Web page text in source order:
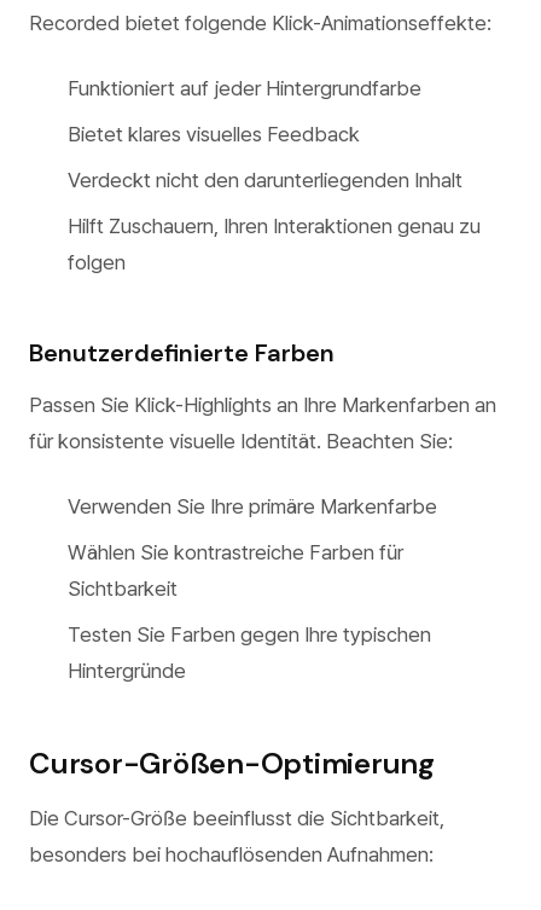
Recorded bietet folgende Klick-Animationseffekte:
Funktioniert auf jeder Hintergrundfarbe
Bietet klares visuelles Feedback
Verdeckt nicht den darunterliegenden Inhalt
Hilft Zuschauern, Ihren Interaktionen genau zu
folgen
Benutzerdefinierte Farben
Passen Sie Klick-Highlights an Ihre Markenfarben an
für konsistente visuelle Identität. Beachten Sie:
Verwenden Sie Ihre primäre Markenfarbe
Wählen Sie kontrastreiche Farben für
Sichtbarkeit
Testen Sie Farben gegen Ihre typischen
Hintergründe
Cursor-Größen-Optimierung
Die Cursor-Größe beeinflusst die Sichtbarkeit,
besonders bei hochauflösenden Aufnahmen: